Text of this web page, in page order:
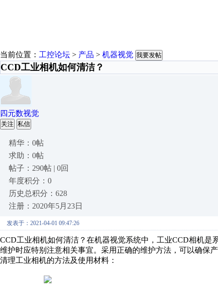
当前位置： 工控论坛 > 产品 > 机器视觉 我要发帖
CCD工业相机如何清洁？
四元数视觉
关注 私信
精华：0帖
求助：0帖
帖子：290帖 | 0回
年度积分：0
历史总积分：628
注册：2020年5月23日
发表于：2021-04-01 09:47:26
CCD工业相机如何清洁？在机器视觉系统中，工业CCD相机
维护时应特别注意相关事宜。采用正确的维护方法，可以确保
清理工业相机的方法及使用材料：